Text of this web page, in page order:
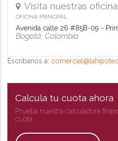
Visita nuestras
OFICINA PRINCIPAL
Avenida calle 26 #85B-09 -
Bogotá, Colombia
Escribanos a:
Calcula tu cuota ahora
Prueba nuestra calculadora
cuota.